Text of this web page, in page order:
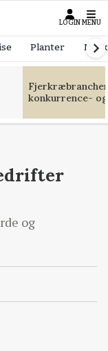
LOGIN MENU
Planter
konkurrence-
og